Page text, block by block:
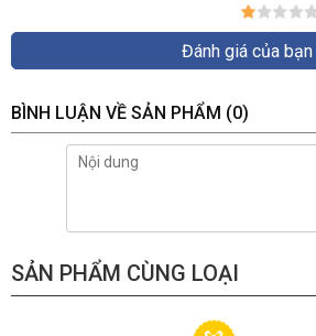
Đánh giá của bạn
BÌNH LUẬN VỀ SẢN PHẨM (0)
SẢN PHẨM CÙNG LOẠI